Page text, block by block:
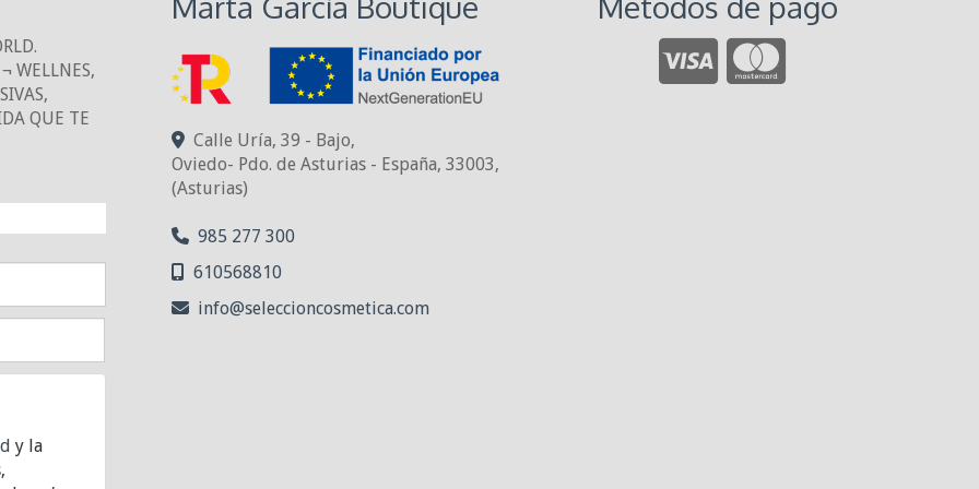
WELLNES,
QUE TE
y la
Calle Uría, 39 - Bajo,
Oviedo- Pdo. de Asturias - España, 33003,
(Asturias)
985 277 300
610568810
info
seleccioncosmetica.com